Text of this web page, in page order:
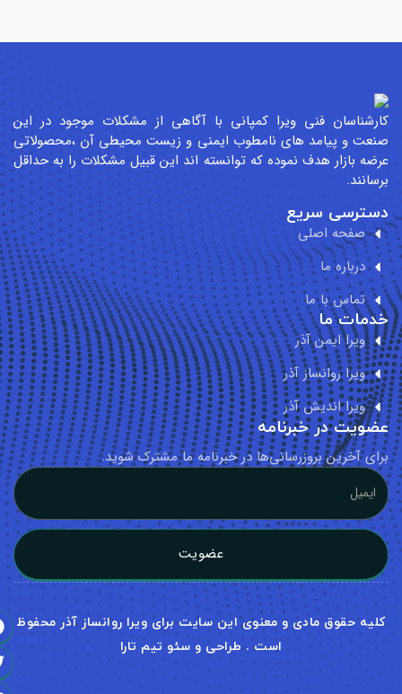
فنی ویرا کمپانی با آگاهی از مشکلات موجود در این
پیامد های نامطوب ایمنی و زیست محیطی آن ،محصولاتی
هدف نموده که توانسته اند این قبیل مشکلات را به حداقل
سریع
اصلی
ما
با ما
ما
ایمن آذر
روانساز آذر
اندیش آذر
در خبرنامه
بروزرسانی‌ها در خبرنامه ما مشترک شوید.
مادی و معنوی این سایت برای ویرا روانساز آذر محفوظ
است . طراحی و سئو تیم تارا